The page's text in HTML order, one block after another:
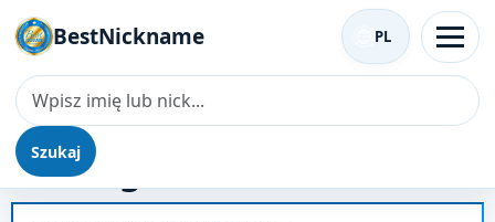
BestNickname
Szukaj
PL
Nick - gun